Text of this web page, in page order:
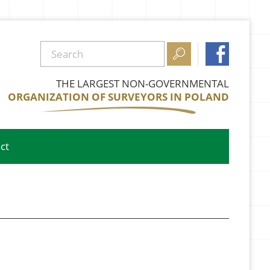
 
THE LARGEST NON-GOVERNMENTAL
ORGANIZATION OF SURVEYORS IN POLAND